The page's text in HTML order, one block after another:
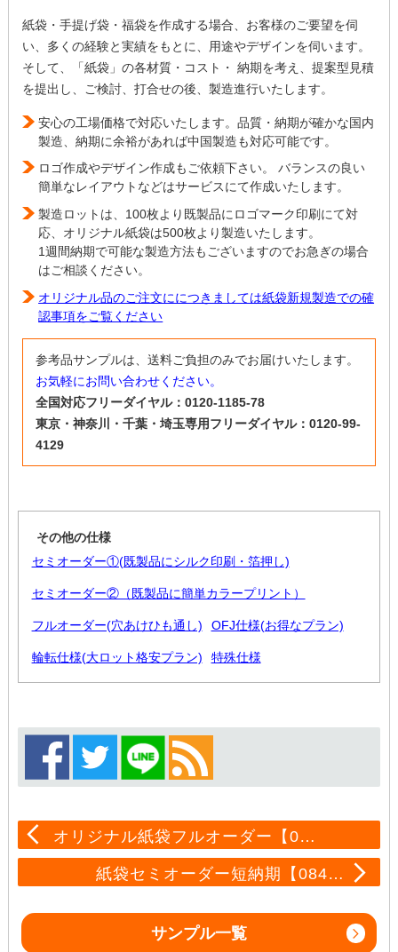
紙袋・手提げ袋・福袋を作成する場合、お客様のご要望を伺
い、多くの経験と実績をもとに、用途やデザインを伺います。
そして、「紙袋」の各材質・コスト・ 納期を考え、提案型見積
を提出し、ご検討、打合せの後、製造進行いたします。
安心の工場価格で対応いたします。品質・納期が確かな国内
製造、納期に余裕があれば中国製造も対応可能です。
ロゴ作成やデザイン作成もご依頼下さい。 バランスの良い
簡単なレイアウトなどはサービスにて作成いたします。
製造ロットは、100枚より既製品にロゴマーク印刷にて対
応、オリジナル紙袋は500枚より製造いたします。
1週間納期で可能な製造方法もございますのでお急ぎの場合
はご相談ください。
オリジナル品のご注文ににつきましては紙袋新規製造での確
認事項をご覧ください
参考品サンプルは、送料ご負担のみでお届けいたします。
お気軽にお問い合わせください。
全国対応フリーダイヤル：0120-1185-78
東京・神奈川・千葉・埼玉専用フリーダイヤル：0120-99-
4129
その他の仕様
セミオーダー①(既製品にシルク印刷・箔押し)
セミオーダー②（既製品に簡単カラープリント）
フルオーダー(穴あけひも通し) OFJ仕様(お得なプラン)
輪転仕様(大ロット格安プラン) 特殊仕様
オリジナル紙袋フルオーダー【0…
紙袋セミオーダー短納期【084…
サンプル一覧